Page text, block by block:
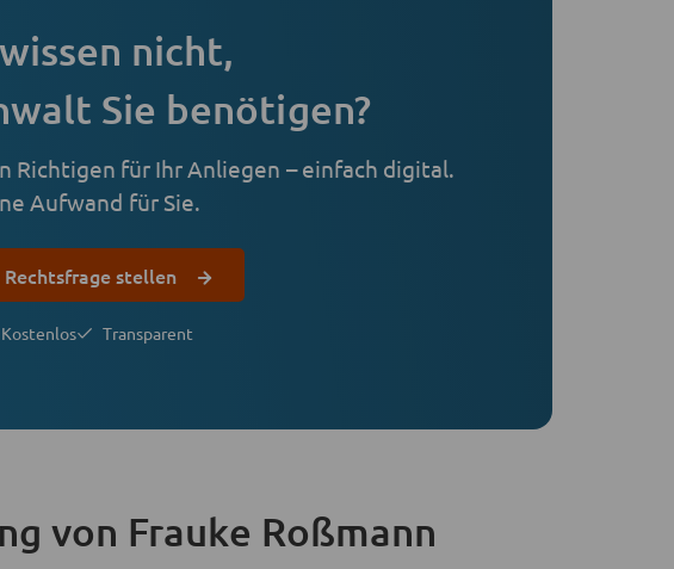
nicht,
Sie benötigen?
Richtigen für Ihr Anliegen – einfach digital.
Aufwand für Sie.
stellen
Kostenlos Transparent
von Frauke Roßmann